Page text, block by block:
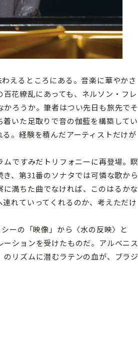
えるところにある。音楽に華やかさ
花繚乱にあっても、ネルソン・フレ
ろうか。筆者はつい先日も旅先でそ
いた足取りで音の伽藍を構築してい
。経験を積んだアーティストだけが
ですみだトリフォニーに再登場。瞑
、第31番のソナタでは可憐な歌から
満ちた曲でなければ、このはるかな
れていってくれるのか、考えただけ
ーの「映像」から〈水の反映〉と
ションを受けたものだ。アルベニス
リズムに潜むラテンの血が、ブラジ